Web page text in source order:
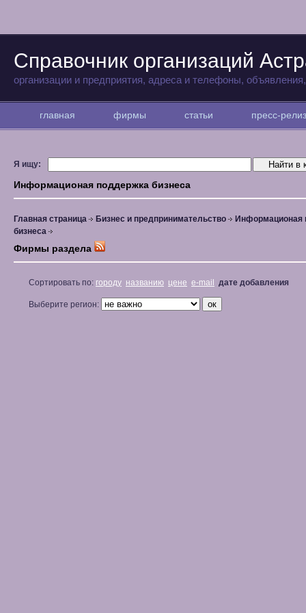
Справочник организаций
организации и предприятия, адреса и телефоны,
главная фирмы статьи пресс-
Я ищу:
Информационая поддержка бизнеса
Главная страница Бизнес и предпринимательство
Информационая
бизнеса
Фирмы раздела
Сортировать по: городу названию цене e-mail дате добавления
Выберите регион: